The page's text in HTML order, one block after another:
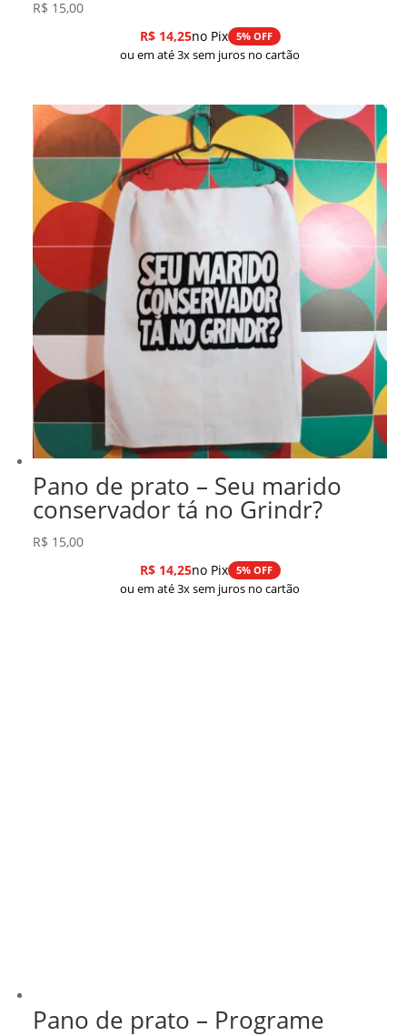
R$ 15,00
R$14,25no Pix 5% OFF
ou em até 3x sem juros no cartão
Pano de prato – Seu marido
conservador tá no Grindr?
R$ 15,00
R$14,25no Pix 5% OFF
ou em até 3x sem juros no cartão
Pano de prato – Programe